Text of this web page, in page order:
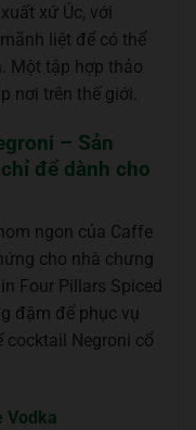
xứ Úc, với
liệt để có thể
Một tập hợp thảo
nơi trên thế giới.
– Sản
để dành cho
ngon của Caffe
cho nhà chưng
Four Pillars Spiced
đậm để phục vụ
cocktail Negroni cổ
Vodka